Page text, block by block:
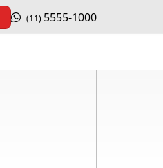
(11) 5555-1000